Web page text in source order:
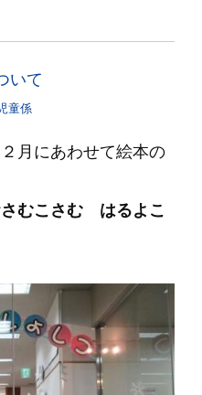
いて
童係
月にあわせて絵本の
さむこさむ はるよこ